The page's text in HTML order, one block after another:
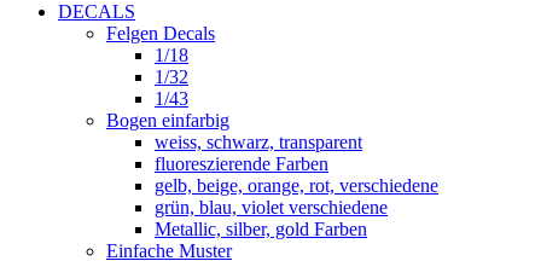
DECALS
Felgen Decals
1/18
1/32
1/43
Bogen einfarbig
weiss, schwarz, transparent
fluoreszierende Farben
gelb, beige, orange, rot, verschiedene
grün, blau, violet verschiedene
Metallic, silber, gold Farben
Einfache Muster